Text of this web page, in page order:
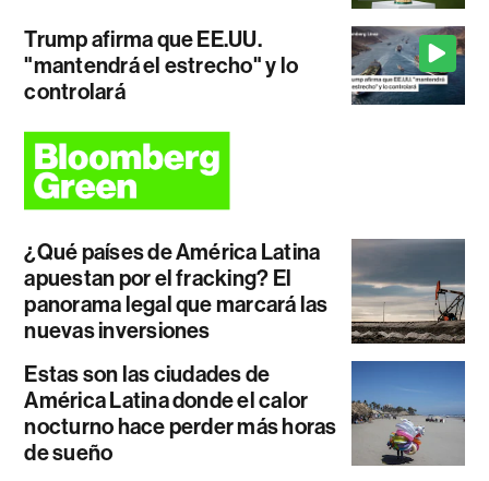
Trump afirma que EE.UU.
"mantendrá el estrecho" y lo
controlará
¿Qué países de América Latina
apuestan por el fracking? El
panorama legal que marcará las
nuevas inversiones
Estas son las ciudades de
América Latina donde el calor
nocturno hace perder más horas
de sueño